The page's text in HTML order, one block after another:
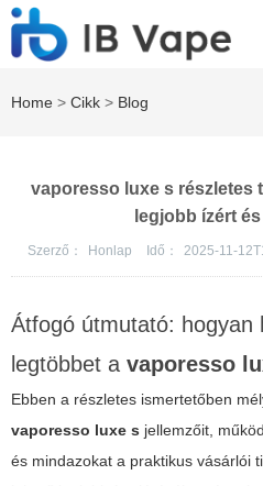
Home > Cikk > Blog
vaporesso luxe s részletes
legjobb ízért
Szerző： Honlap Idő： 2025-11-
Átfogó útmutató: hogyan
legtöbbet a vaporesso
Ebben a részletes ismertetőben
vaporesso luxe s jellemzőit,
és mindazokat a praktikus vásárlói